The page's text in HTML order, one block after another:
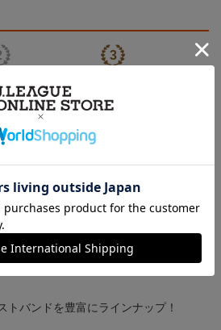
年記念アルビくんぬ
るみ
円
アルビレックス新潟 法人
設立30周年記念 アイシ
13,200円
トバンドを豊富にラインナップ！